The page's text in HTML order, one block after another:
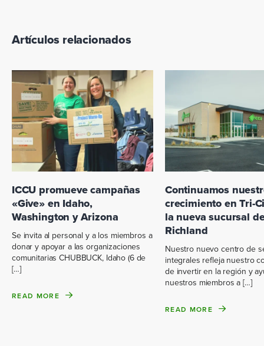
Artículos relacionados
ICCU promueve campañas
«Give» en Idaho,
Washington y Arizona
Se invita al personal y a los miembros a
donar y apoyar a las organizaciones
comunitarias CHUBBUCK, Idaho (6 de
[…]
READ MORE
Continuamos
crecimiento en Tri-
la nueva sucursal
Richland
Nuestro nuevo centro de
integrales refleja nuestro
de invertir en la región y
nuestros miembros a […]
READ MORE